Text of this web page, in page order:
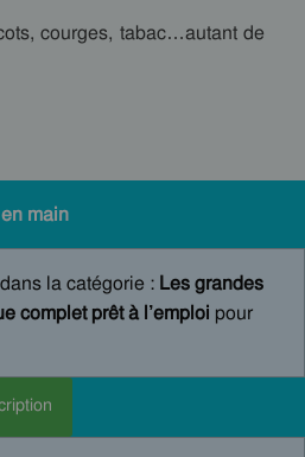
courges, tabac…autant de
main
la catégorie : Les grandes
complet prêt à l’emploi pour